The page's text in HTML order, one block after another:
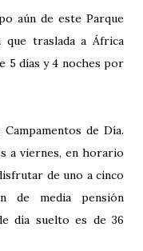
aún de este Parque
que traslada a África
5 días y 4 noches por
de Día.
a viernes, en horario
de uno a cinco
de media pensión
día suelto es de 36